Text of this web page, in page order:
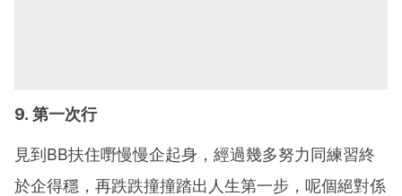
9. 第一次行
見到BB扶住嘢慢慢企起身，經過幾多努力同練習終
於企得穩，再跌跌撞撞踏出人生第一步，呢個絕對係